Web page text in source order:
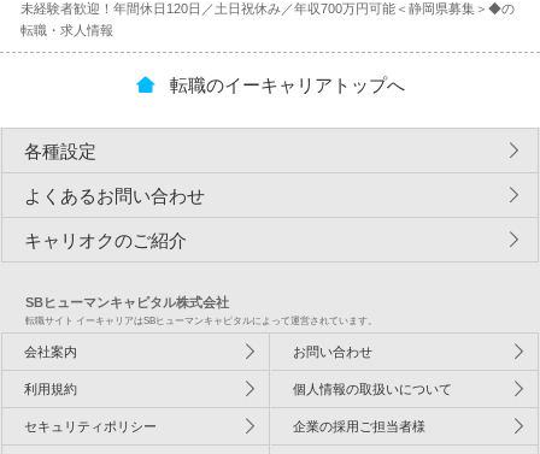
未経験者歓迎！年間休日120日／土日祝休み／年収700万円可能＜静岡県募集＞◆の
転職・求人情報
転職のイーキャリアトップへ
各種設定
よくあるお問い合わせ
キャリオクのご紹介
SBヒューマンキャピタル株式会社
転職サイト イーキャリアはSBヒューマンキャピタルによって運営されています。
会社案内 お問い合わせ
利用規約 個人情報の取扱いについて
セキュリティポリシー 企業の採用ご担当者様